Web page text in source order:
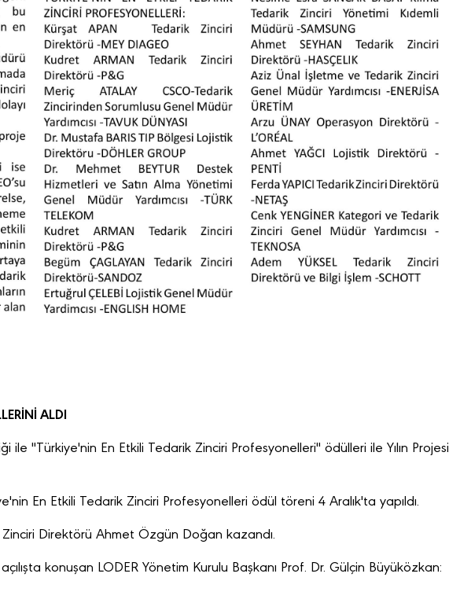
ALDI
ile "Türkiye'nin En Etkili Tedarik Zinciri Profesyonelleri" ödülleri ile Yılın Projesi
En Etkili Tedarik Zinciri Profesyonelleri ödül töreni 4 Aralık'ta yapıldı.
Zinciri Direktörü Ahmet Özgün Doğan kazandı.
konuşan LODER Yönetim Kurulu Başkanı Prof. Dr. Gülçin Büyüközkan: